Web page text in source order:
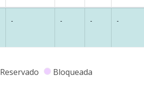
- - - -
Reservado Bloqueada